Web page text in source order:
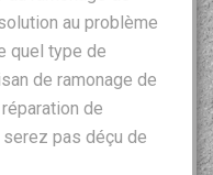
au problème
quel type de
de ramonage de
de
pas déçu de